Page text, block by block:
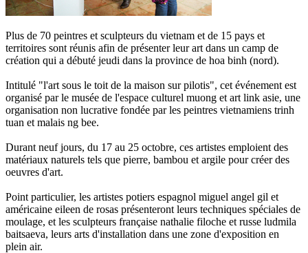
Plus de 70 peintres et sculpteurs du vietnam et de 15 pays et
territoires sont réunis afin de présenter leur art dans un camp de
création qui a débuté jeudi dans la province de hoa binh (nord).
Intitulé "l'art sous le toit de la maison sur pilotis", cet événement est
organisé par le musée de l'espace culturel muong et art link asie, une
organisation non lucrative fondée par les peintres vietnamiens trinh
tuan et malais ng bee.
Durant neuf jours, du 17 au 25 octobre, ces artistes emploient des
matériaux naturels tels que pierre, bambou et argile pour créer des
oeuvres d'art.
Point particulier, les artistes potiers espagnol miguel angel gil et
américaine eileen de rosas présenteront leurs techniques spéciales de
moulage, et les sculpteurs française nathalie filoche et russe ludmila
baitsaeva, leurs arts d'installation dans une zone d'exposition en
plein air.